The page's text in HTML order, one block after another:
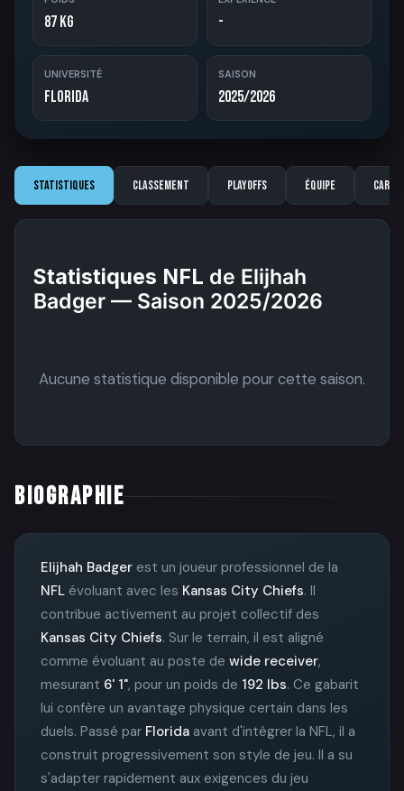
87 kg -
UNIVERSITÉ
Florida
SAISON
2025/2026
Statistiques Classement Playoffs Équipe
Statistiques NFL de Elijhah
Badger — Saison 2025/2026
Aucune statistique disponible pour cette saison.
BIOGRAPHIE
Elijhah Badger est un joueur professionnel de la
NFL évoluant avec les Kansas City Chiefs. Il
contribue activement au projet collectif des
Kansas City Chiefs. Sur le terrain, il est aligné
comme évoluant au poste de wide receiver,
mesurant 6' 1", pour un poids de 192 lbs. Ce gabarit
lui confère un avantage physique certain dans les
duels. Passé par Florida avant d'intégrer la NFL, il a
construit progressivement son style de jeu. Il a su
s'adapter rapidement aux exigences du jeu